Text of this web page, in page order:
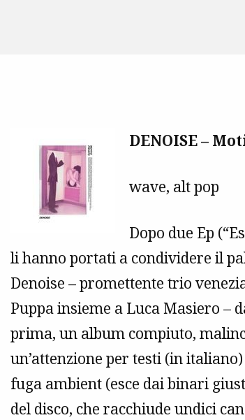
DENOISE –
wave, alt pop
Dopo due Ep
li hanno portati a condividere il
Denoise – promettente trio
Puppa insieme a Luca Masiero –
prima, un album compiuto,
un’attenzione per testi (in
fuga ambient (esce dai binari
del disco, che racchiude undici